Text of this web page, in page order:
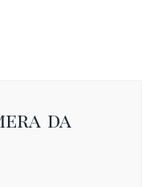
da